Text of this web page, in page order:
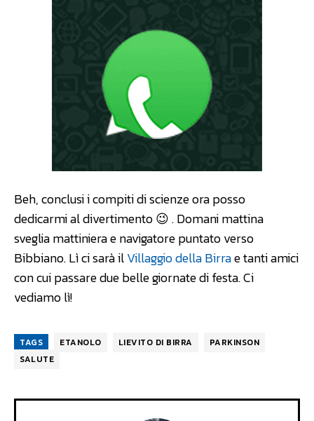
Beh, conclusi i compiti di scienze ora posso
dedicarmi al divertimento 😉 . Domani mattina
sveglia mattiniera e navigatore puntato verso
Bibbiano. Lì ci sarà ilVillaggio della Birrae tanti amici
con cui passare due belle giornate di festa. Ci
vediamo lì!
TAGS ETANOLO LIEVITO DI BIRRA
PARKINSON
SALUTE